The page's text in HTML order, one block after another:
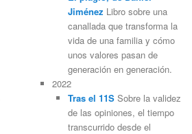
Jiménez Libro sobre una
canallada que transforma la
vida de una familia y cómo
unos valores pasan de
generación en generación.
2022
Tras el 11SSobre la validez
de las opiniones, el tiempo
transcurrido desde el